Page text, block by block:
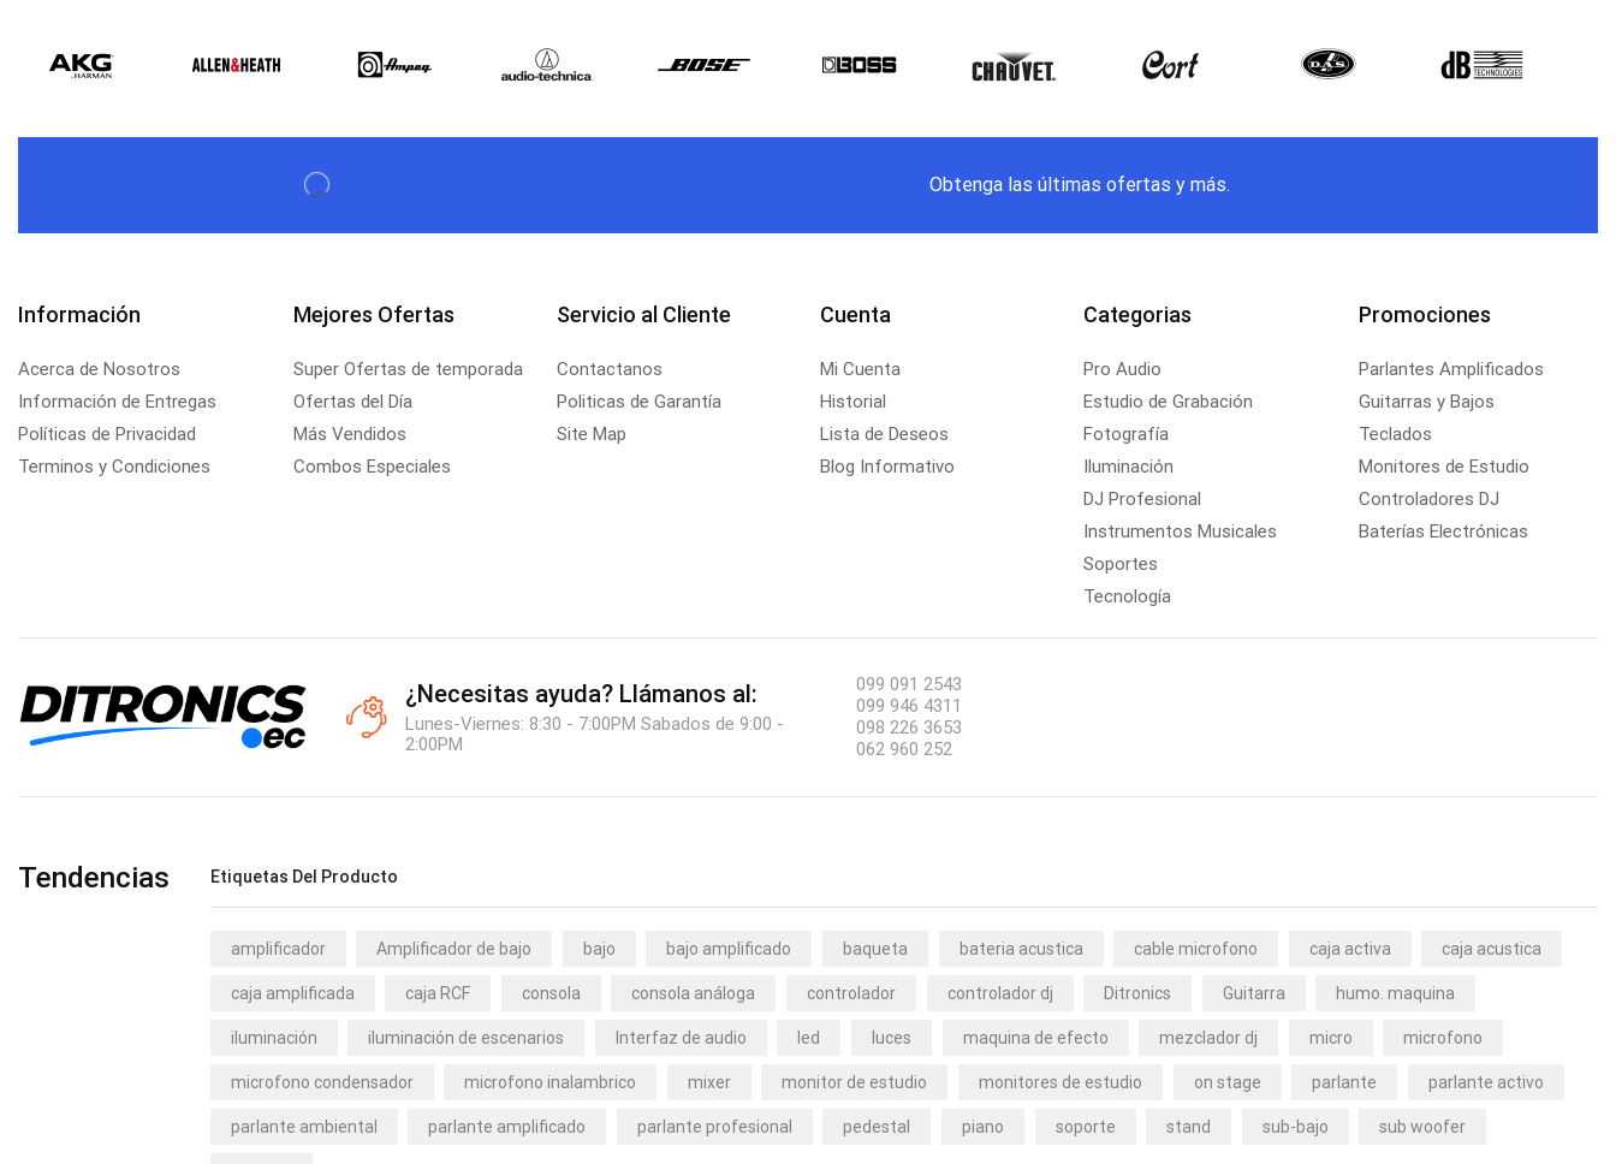
Obtenga las últimas ofertas y más.
Información
Acerca de Nosotros
Información de Entregas
Políticas de Privacidad
Terminos y Condiciones
Mejores Ofertas
Super Ofertas de temporada
Ofertas del Día
Más Vendidos
Combos Especiales
Servicio al Cliente
Contactanos
Politicas de Garantía
Site Map
Cuenta
Mi Cuenta
Historial
Lista de Deseos
Blog Informativo
Categorias
Pro Audio
Estudio de Grabación
Fotografía
Iluminación
DJ Profesional
Instrumentos Musicales
Soportes
Tecnología
Promociones
Parlantes Amplificados
Guitarras y Bajos
Teclados
Monitores de Estudio
Controladores DJ
Baterías Electrónicas
¿Necesitas ayuda? Llámanos al:
Lunes-Viernes: 8:30 - 7:00PM Sabados de 9:00 -
2:00PM
099 091 2543
099 946 4311
098 226 3653
062 960 252
Tendencias Etiquetas Del Producto
amplificador Amplificador de bajo bajo bajo amplificado baqueta bateria acustica cable microfono caja activa caja acustica
caja amplificada caja RCF consola consola análoga controlador controlador dj Ditronics Guitarra humo. maquina
iluminación iluminación de escenarios Interfaz de audio led luces maquina de efecto mezclador dj micro microfono
microfono condensador microfono inalambrico mixer monitor de estudio monitores de estudio on stage parlante parlante activo
parlante ambiental parlante amplificado parlante profesional pedestal piano soporte stand sub-bajo sub woofer